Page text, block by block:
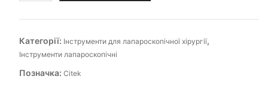
Категорії: Інструменти для лапароскопічної хірургії,
Інструменти лапароскопічні
Позначка: Citek